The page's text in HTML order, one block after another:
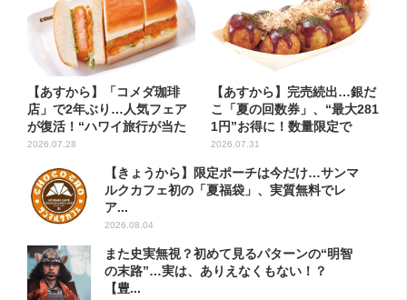
【あすから】「コメダ珈琲
店」で2年ぶり…人気フェア
が復活！“ハワイ旅行が当た
る”...
2026.07.28
【あすから】完売続出…銀だ
こ「夏の回数券」、“最大281
1円”お得に！数量限定で
2026.07.31
【きょうから】限定ポーチは今だけ…サンマ
ルクカフェ初の「夏福袋」、実質無料でレ
ア...
2026.08.04
また史実無視？初めて見るパターンの“明智
の末路”…実は、ありえなくもない！？
【豊...